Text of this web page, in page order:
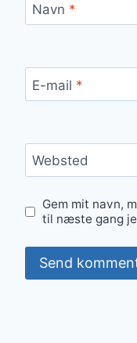
Navn *
E-mail *
Websted
Gem mit navn,
til næste gang